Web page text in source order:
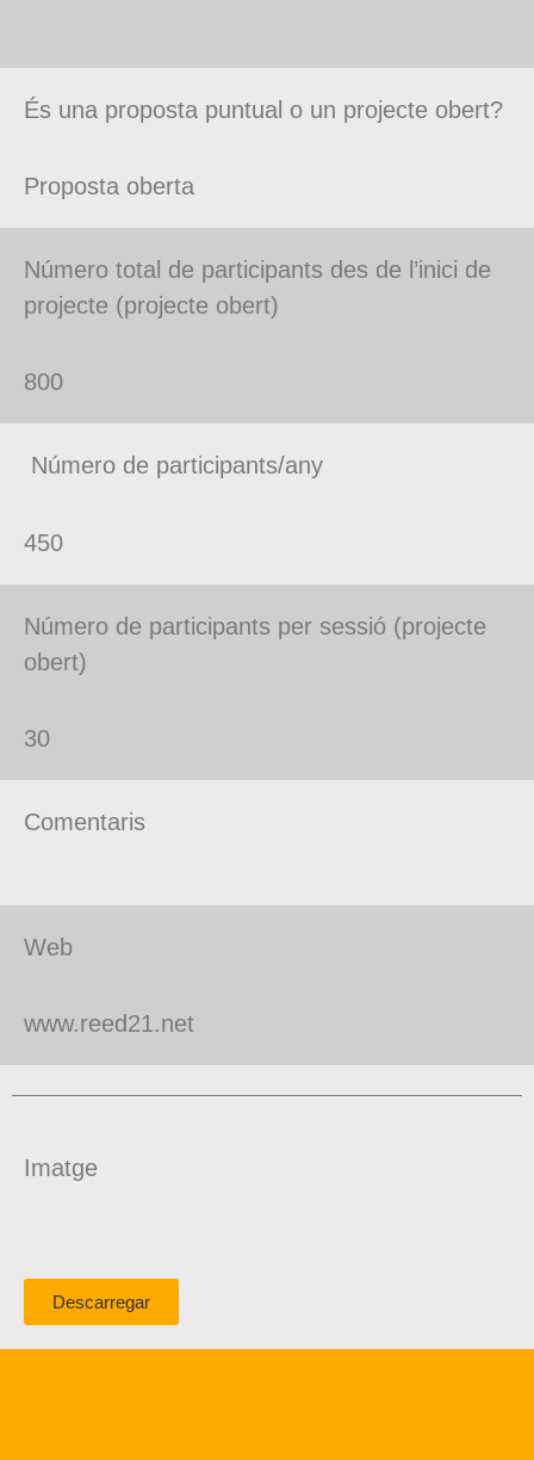
És una proposta puntual o un projecte obert?
Proposta oberta
Número total de participants des de l’inici de
projecte (projecte obert)
800
Número de participants/any
450
Número de participants per sessió (projecte
obert)
30
Comentaris
Web
www.reed21.net
Imatge
Descarregar